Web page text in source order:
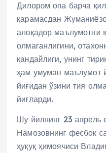
Дилором опа барча
қарамасдан
алоқадор маълумотни
олмаганлигини,
қандайлиги, унинг
ҳам умуман маълумот
йиғидан ўзини тия
йиғларди.
Шу йилнинг 23 апрель
Намозовнинг фесбок
ҳуқуқ ҳимоячиси